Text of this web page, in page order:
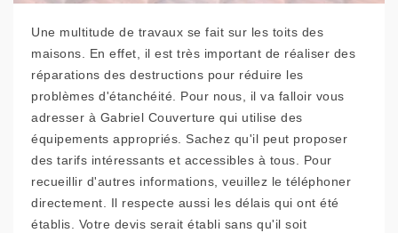
Une multitude de travaux se fait sur les toits des
maisons. En effet, il est très important de réaliser des
réparations des destructions pour réduire les
problèmes d'étanchéité. Pour nous, il va falloir vous
adresser à Gabriel Couverture qui utilise des
équipements appropriés. Sachez qu'il peut proposer
des tarifs intéressants et accessibles à tous. Pour
recueillir d'autres informations, veuillez le téléphoner
directement. Il respecte aussi les délais qui ont été
établis. Votre devis serait établi sans qu'il soit